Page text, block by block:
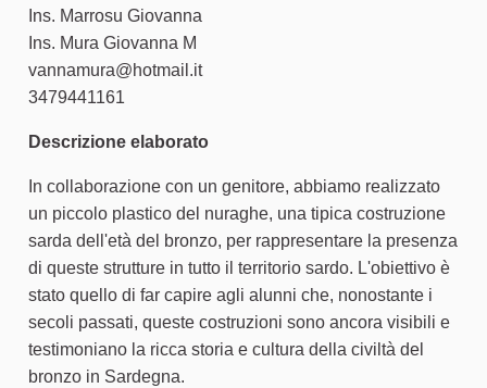
Ins. Marrosu Giovanna
Ins. Mura Giovanna M
vannamura@hotmail.it
3479441161
Descrizione elaborato
In collaborazione con un genitore, abbiamo realizzato
un piccolo plastico del nuraghe, una tipica costruzione
sarda dell'età del bronzo, per rappresentare la presenza
di queste strutture in tutto il territorio sardo. L'obiettivo è
stato quello di far capire agli alunni che, nonostante i
secoli passati, queste costruzioni sono ancora visibili e
testimoniano la ricca storia e cultura della civiltà del
bronzo in Sardegna.